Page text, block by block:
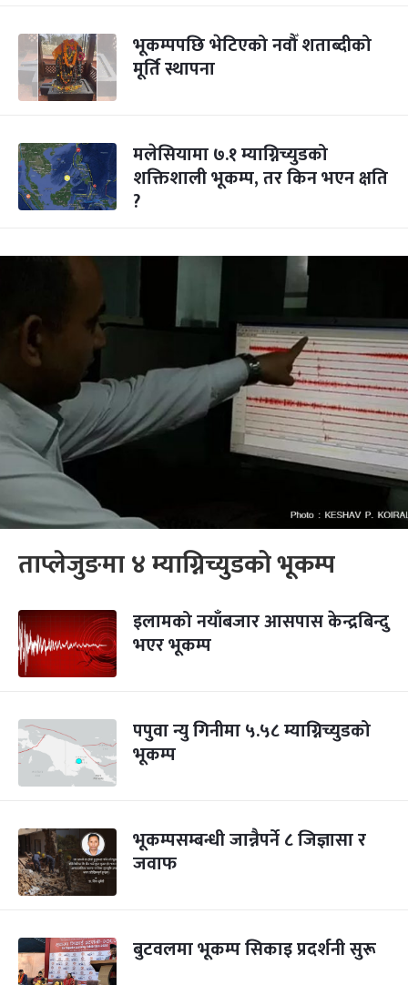
भूकम्पपछि भेटिएको नवौँ शताब्दीको
मूर्ति स्थापना
मलेसियामा ७.१ म्याग्निच्युडको
शक्तिशाली भूकम्प, तर किन भएन क्षति
?
ताप्लेजुङमा ४ म्याग्निच्युडको भूकम्प
इलामको नयाँबजार आसपास केन्द्रबिन्दु
भएर भूकम्प
पपुवा न्यु गिनीमा ५.५८ म्याग्निच्युडको
भूकम्प
भूकम्पसम्बन्धी जान्नैपर्ने ८ जिज्ञासा र
जवाफ
बुटवलमा भूकम्प सिकाइ प्रदर्शनी सुरू